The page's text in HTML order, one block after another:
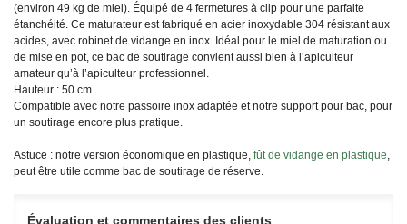
(environ 49 kg de miel). Équipé de 4 fermetures à clip pour une parfaite
étanchéité. Ce maturateur est fabriqué en acier inoxydable 304 résistant aux
acides, avec robinet de vidange en inox. Idéal pour le miel de maturation ou
de mise en pot, ce bac de soutirage convient aussi bien à l’apiculteur
amateur qu’à l’apiculteur professionnel.
Hauteur : 50 cm.
Compatible avec notre passoire inox adaptée et notre support pour bac, pour
un soutirage encore plus pratique.
Astuce : notre version économique en plastique, fût de vidange en plastique
peut être utile comme bac de soutirage de réserve.
Évaluation et commentaires des clients